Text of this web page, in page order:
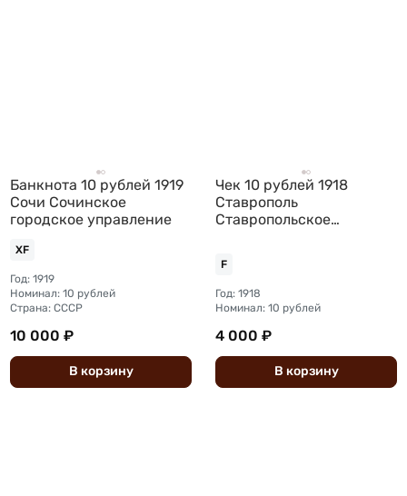
Банкнота 10 рублей 1919
Сочи Сочинское
городское управление
XF
Год: 1919
Номинал: 10 рублей
Страна: СССР
10 000 ₽
В корзину
Чек 10 рублей 1918
Ставрополь
Ставропольское
F
Год: 1918
Номинал: 10 рублей
4 000 ₽
В корзину